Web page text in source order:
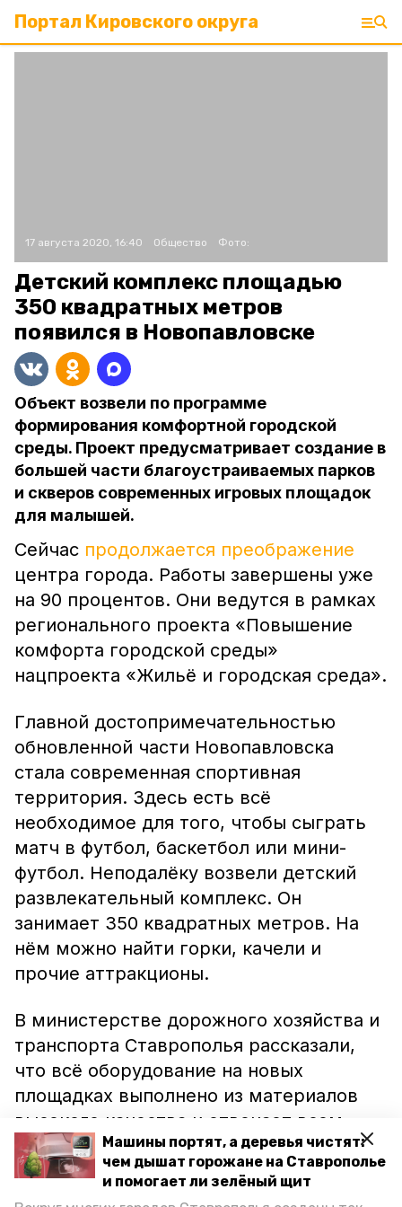
Машины портят, а деревья чистят:
чем дышат горожане на Ставрополье
и помогает ли зелёный щит
Портал Кировского округа
17 августа 2020, 16:40 Общество Фото:
Детский комплекс площадью
350 квадратных метров
появился в Новопавловске
Объект возвели по программе
формирования комфортной городской
среды. Проект предусматривает создание в
большей части благоустраиваемых парков
и скверов современных игровых площадок
для малышей.
Сейчас продолжается преображение
центра города. Работы завершены уже
на 90 процентов. Они ведутся в рамках
регионального проекта «Повышение
комфорта городской среды»
нацпроекта «Жильё и городская среда».
Главной достопримечательностью
обновленной части Новопавловска
стала современная спортивная
территория. Здесь есть всё
необходимое для того, чтобы сыграть
матч в футбол, баскетбол или мини-
футбол. Неподалёку возвели детский
развлекательный комплекс. Он
занимает 350 квадратных метров. На
нём можно найти горки, качели и
прочие аттракционы.
В министерстве дорожного хозяйства и
транспорта Ставрополья рассказали,
что всё оборудование на новых
площадках выполнено из материалов
высокого качества и отвечает всем
требованиям безопасности. Всего в
этом году благодаря проекту по